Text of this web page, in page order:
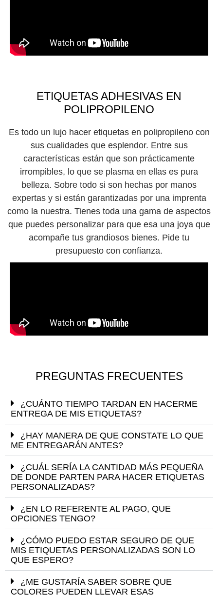
ETIQUETAS ADHESIVAS EN
POLIPROPILENO
Es todo un lujo hacer etiquetas en polipropileno con
sus cualidades que esplendor. Entre sus
características están que son prácticamente
irrompibles, lo que se plasma en ellas es pura
belleza. Sobre todo si son hechas por manos
expertas y si están garantizadas por una imprenta
como la nuestra. Tienes toda una gama de aspectos
que puedes personalizar para que esa una joya que
acompañe tus grandiosos bienes. Pide tu
presupuesto con confianza.
PREGUNTAS FRECUENTES
¿CUÁNTO TIEMPO TARDAN EN HACERME
ENTREGA DE MIS ETIQUETAS?
¿HAY MANERA DE QUE CONSTATE LO QUE
ME ENTREGARÁN ANTES?
¿CUÁL SERÍA LA CANTIDAD MÁS PEQUEÑA
DE DONDE PARTEN PARA HACER ETIQUETAS
PERSONALIZADAS?
¿EN LO REFERENTE AL PAGO, QUE
OPCIONES TENGO?
¿CÓMO PUEDO ESTAR SEGURO DE QUE
MIS ETIQUETAS PERSONALIZADAS SON LO
QUE ESPERO?
¿ME GUSTARÍA SABER SOBRE QUE
COLORES PUEDEN LLEVAR ESAS